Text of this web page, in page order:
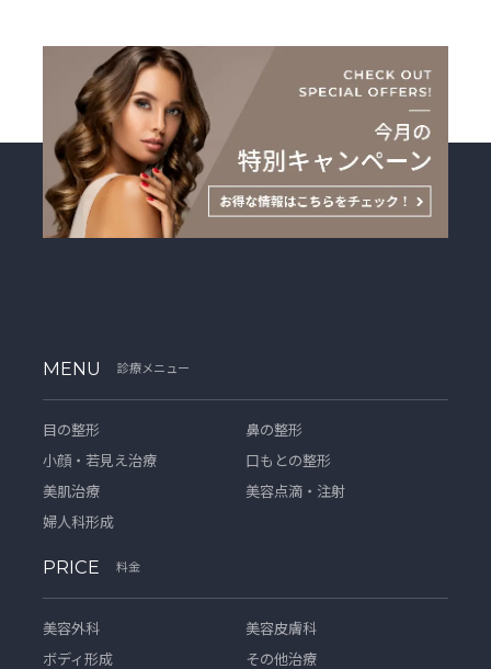
MENU 診療メニュー
目の整形
鼻の整形
小顔・若見え治療
口もとの整形
美肌治療
美容点滴・注射
婦人科形成
PRICE 料金
美容外科
美容皮膚科
ボディ形成
その他治療